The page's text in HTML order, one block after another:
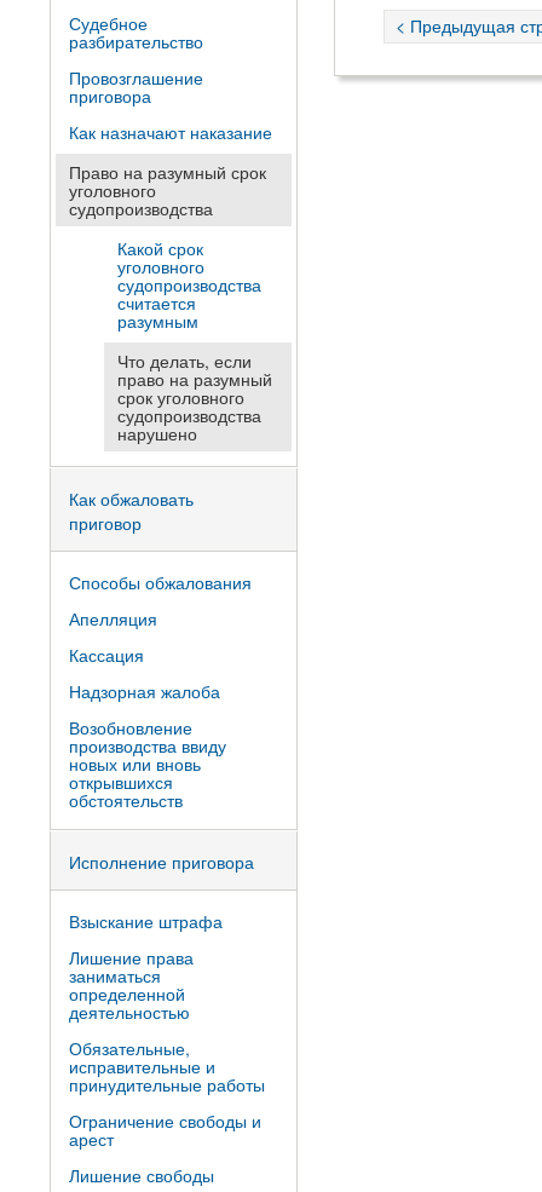
< Предыдущая
Судебное
разбирательство
Провозглашение
приговора
Как назначают наказание
Право на разумный срок
уголовного
судопроизводства
Какой срок
уголовного
судопроизводства
считается
разумным
Что делать, если
право на разумный
срок уголовного
судопроизводства
нарушено
Как обжаловать
приговор
Способы обжалования
Апелляция
Кассация
Надзорная жалоба
Возобновление
производства ввиду
новых или вновь
открывшихся
обстоятельств
Исполнение приговора
Взыскание штрафа
Лишение права
заниматься
определенной
деятельностью
Обязательные,
исправительные и
принудительные работы
Ограничение свободы и
арест
Лишение свободы